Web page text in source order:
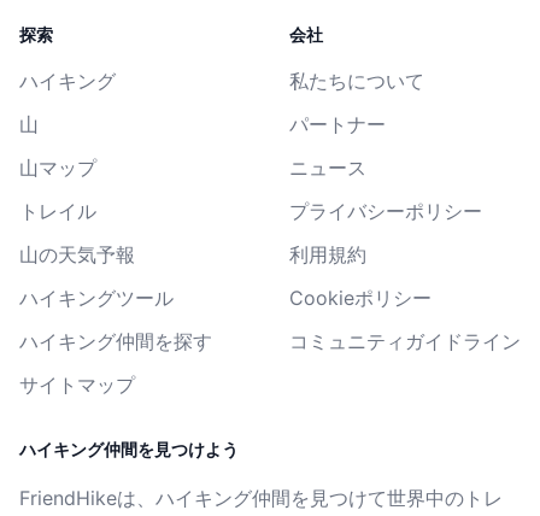
探索
ハイキング
山
山マップ
トレイル
山の天気予報
ハイキングツール
ハイキング仲間を探す
サイトマップ
会社
私たちについて
パートナー
ニュース
プライバシーポリシー
利用規約
Cookieポリシー
コミュニティガイドライン
ハイキング仲間を見つけよう
FriendHikeは、ハイキング仲間を見つけて世界中のトレ